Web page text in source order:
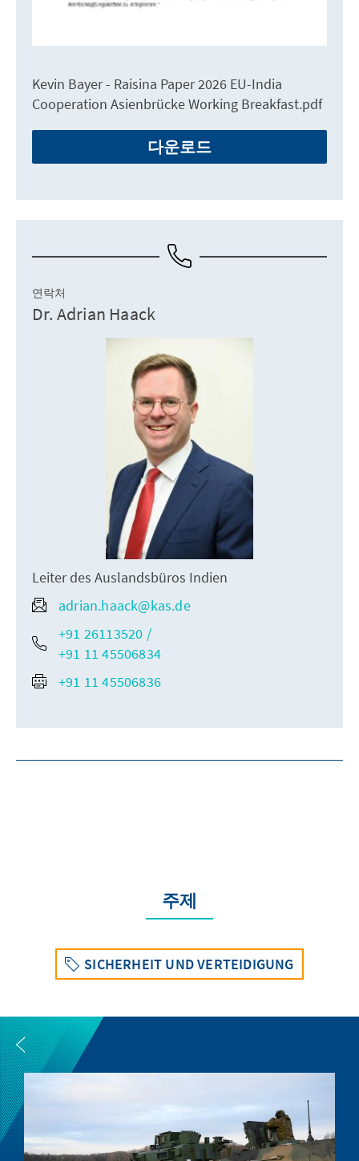
Kevin Bayer - Raisina Paper 2026 EU-India
Cooperation Asienbrücke Working Breakfast.pdf
다운로드
연락처
Dr. Adrian Haack
Leiter des Auslandsbüros Indien
adrian.haack@kas.de
+91 26113520 /
+91 11 45506834
+91 11 45506836
주제
SICHERHEIT UND VERTEIDIGUNG